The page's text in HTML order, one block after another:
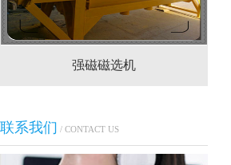
强磁磁选机
联系我们 / CONTACT US